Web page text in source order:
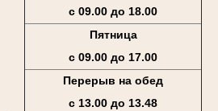
с 09.00 до 18.00
Пятница
с 09.00 до 17.00
Перерыв на обед
с 13.00 до 13.48